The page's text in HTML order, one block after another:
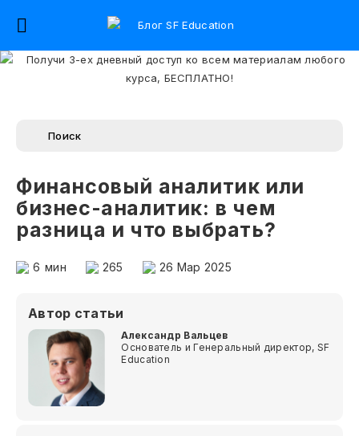
Финансовый аналитик или
бизнес-аналитик: в чем
разница и что выбрать?
6 мин 265 26 Мар 2025
Автор статьи
Александр Вальцев
Основатель и Генеральный директор, SF
Education